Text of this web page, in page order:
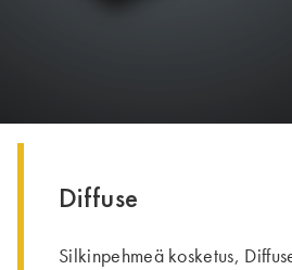
Diffuse
Silkinpehmeä kosketus,